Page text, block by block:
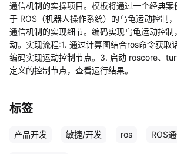
通信机制的实操项目。模板将通过一个经典
于 ROS（机器人操作系统）的乌龟运动控制
通信机制的实现细节。编码实现乌龟运动控
动。实现流程:1. 通过计算图结合ros命令获取
编码实现运动控制节点。3. 启动 roscore、
定义的控制节点，查看运行结果。
标签
产品开发 敏捷/开发 ros ROS